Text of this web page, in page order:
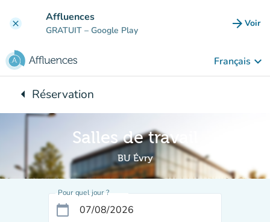
clear Affluences
GRATUIT – Google Play arrow_forward Voir
Français keyboard_arrow_down
arrow_leftRetour à :
Réservation
Salles de travail
BU Évry
Pour quel jour ?
calendar_today